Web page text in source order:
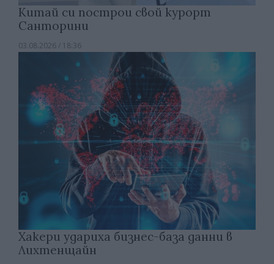
Китай си построи свой курорт
Санторини
03.08.2026 / 18:36
Хакери удариха бизнес-база данни в
Лихтенщайн